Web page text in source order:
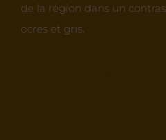
de la région dans un
ocres et gris.